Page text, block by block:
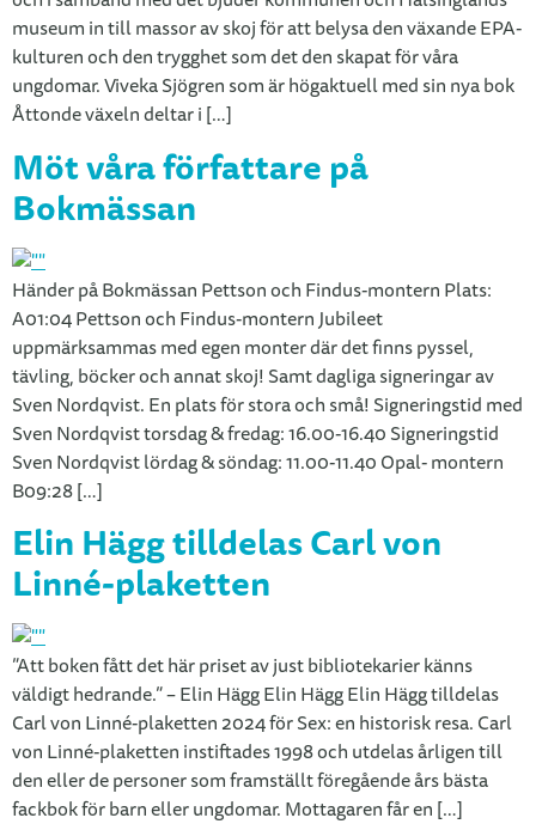
museum in till massor av skoj för att belysa den växande EPA-
kulturen och den trygghet som det den skapat för våra
ungdomar. Viveka Sjögren som är högaktuell med sin nya bok
Åttonde växeln deltar i […]
Möt våra författare på
Bokmässan
Händer på Bokmässan Pettson och Findus-montern Plats:
A01:04 Pettson och Findus-montern Jubileet
uppmärksammas med egen monter där det finns pyssel,
tävling, böcker och annat skoj! Samt dagliga signeringar av
Sven Nordqvist. En plats för stora och små! Signeringstid med
Sven Nordqvist torsdag & fredag: 16.00-16.40 Signeringstid
Sven Nordqvist lördag & söndag: 11.00-11.40 Opal- montern
B09:28 […]
Elin Hägg tilldelas Carl von
Linné-plaketten
”Att boken fått det här priset av just bibliotekarier känns
väldigt hedrande.” – Elin Hägg Elin Hägg Elin Hägg tilldelas
Carl von Linné-plaketten 2024 för Sex: en historisk resa. Carl
von Linné-plaketten instiftades 1998 och utdelas årligen till
den eller de personer som framställt föregående års bästa
fackbok för barn eller ungdomar. Mottagaren får en […]